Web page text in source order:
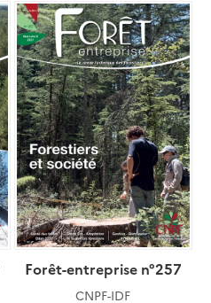
Forêt-entreprise n°257
CNPF-IDF